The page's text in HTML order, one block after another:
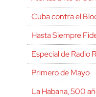
Cuba contra el
Hasta Siempre
Especial de Radio
Primero de Mayo
La Habana, 500